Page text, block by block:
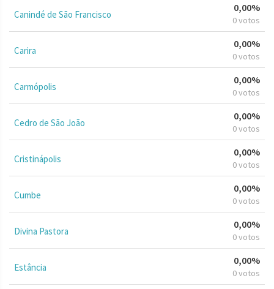
Canindé de São Francisco
0,00%
0 votos
Carira
0,00%
0 votos
Carmópolis
0,00%
0 votos
Cedro de São João
0,00%
0 votos
Cristinápolis
0,00%
0 votos
Cumbe
0,00%
0 votos
Divina Pastora
0,00%
0 votos
Estância
0,00%
0 votos